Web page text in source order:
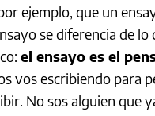
ejemplo, que un
se diferencia de lo
el ensayo es el
vos escribiendo para
No sos alguien que